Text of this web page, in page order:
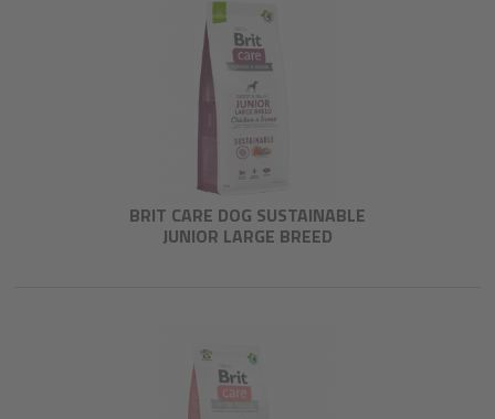
BRIT CARE DOG SUSTAINABLE
JUNIOR LARGE BREED